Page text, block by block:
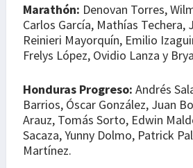
Marathón: Denovan Torres,
Carlos García, Mathías Techera,
Reinieri Mayorquín, Emilio
Frelys López, Ovidio Lanza y
Honduras Progreso: Andrés
Barrios, Óscar González, Juan
Arauz, Tomás Sorto, Edwin
Sacaza, Yunny Dolmo, Patrick
Martínez.